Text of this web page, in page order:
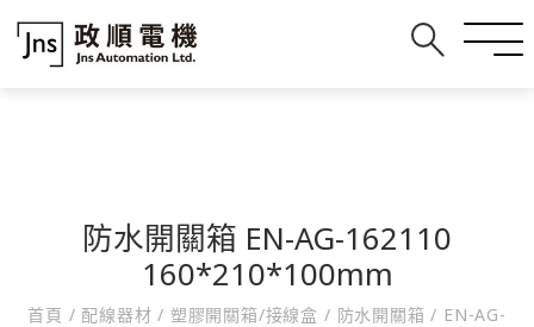
防水開關箱 EN-AG-162110
160*210*100mm
首頁 / 配線器材/ 塑膠開關箱/接線盒 / 防水開關箱/ EN-AG-